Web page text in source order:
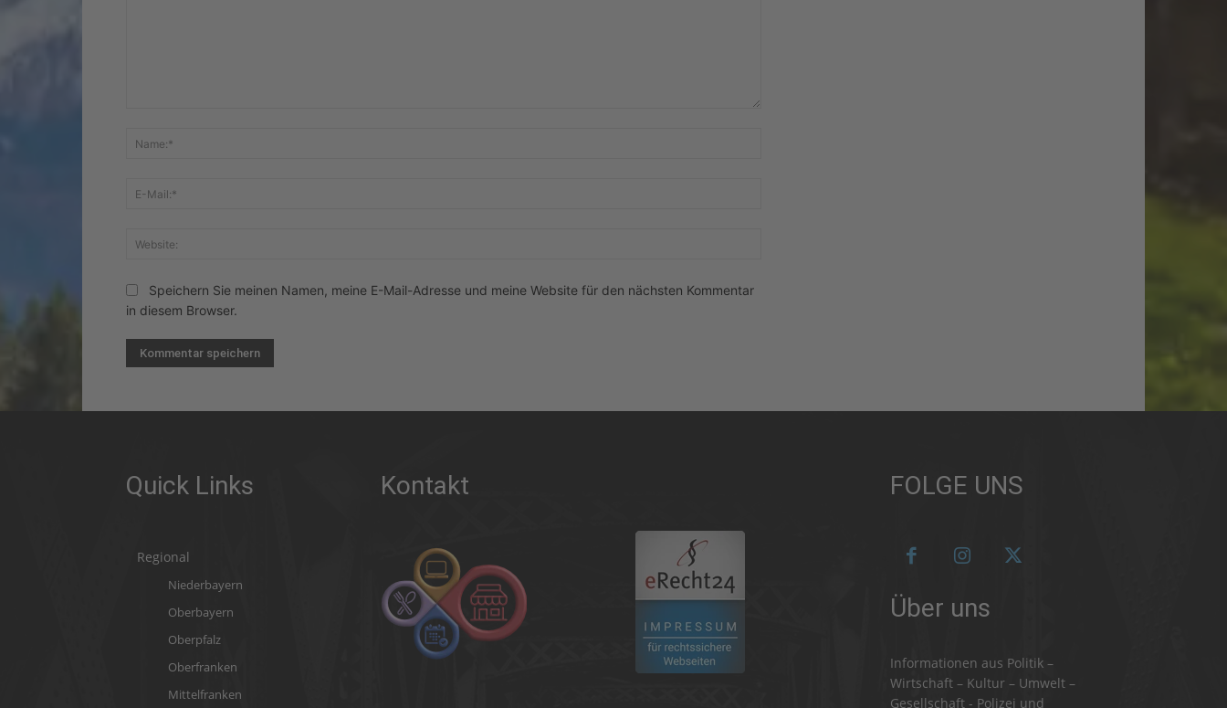
Speichern Sie meinen Namen, meine E-Mail-Adresse und meine Website für den nächsten Kommentar
in diesem Browser.
Quick Links
Regional
Niederbayern
Oberbayern
Oberpfalz
Oberfranken
Mittelfranken
Kontakt FOLGE UNS
Über uns
Informationen aus Politik –
Wirtschaft – Kultur – Umwelt –
Gesellschaft - Polizei und